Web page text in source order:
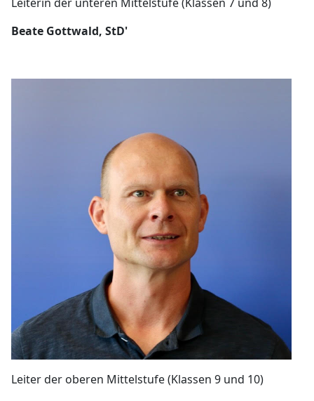
Beate Gottwald, StD'
Leiter der oberen Mittelstufe (Klassen 9 und 10)